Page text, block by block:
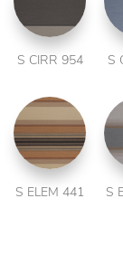
S CIRR 954 S
S ELEM 441 S